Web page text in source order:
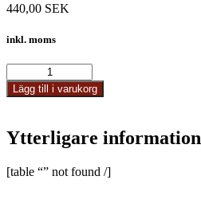
440,00 SEK
inkl. moms
mängd
Lägg till i varukorg
Ytterligare information
[table “” not found /]